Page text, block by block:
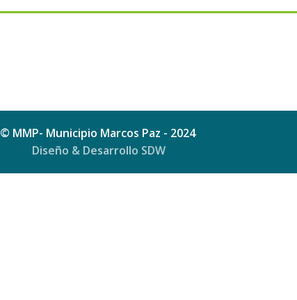
© MMP- Municipio Marcos Paz - 2024
Diseño & Desarrollo SDW